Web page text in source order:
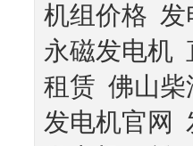
机组价格 发
永磁发电机
租赁 佛山柴
发电机官网